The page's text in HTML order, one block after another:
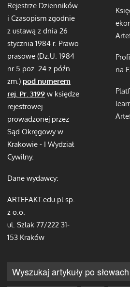
Rejestrze Dzienników
i Czasopism zgodnie
z ustawą z dnia 26
stycznia 1984 r. Prawo
prasowe (Dz.U. 1984
nr 5 poz. 24 z późn.
zm.) pod numerem
rej. Pr. 3199 w księdze
rejestrowej
prowadzonej przez
Sąd Okręgowy w
Krakowie - I Wydział
Cywilny.
Dane wydawcy:
ARTEFAKT.edu.pl sp.
z o.o.
ul. Szlak 77/222 31-
153 Kraków
na
Wyszukaj artykuły po